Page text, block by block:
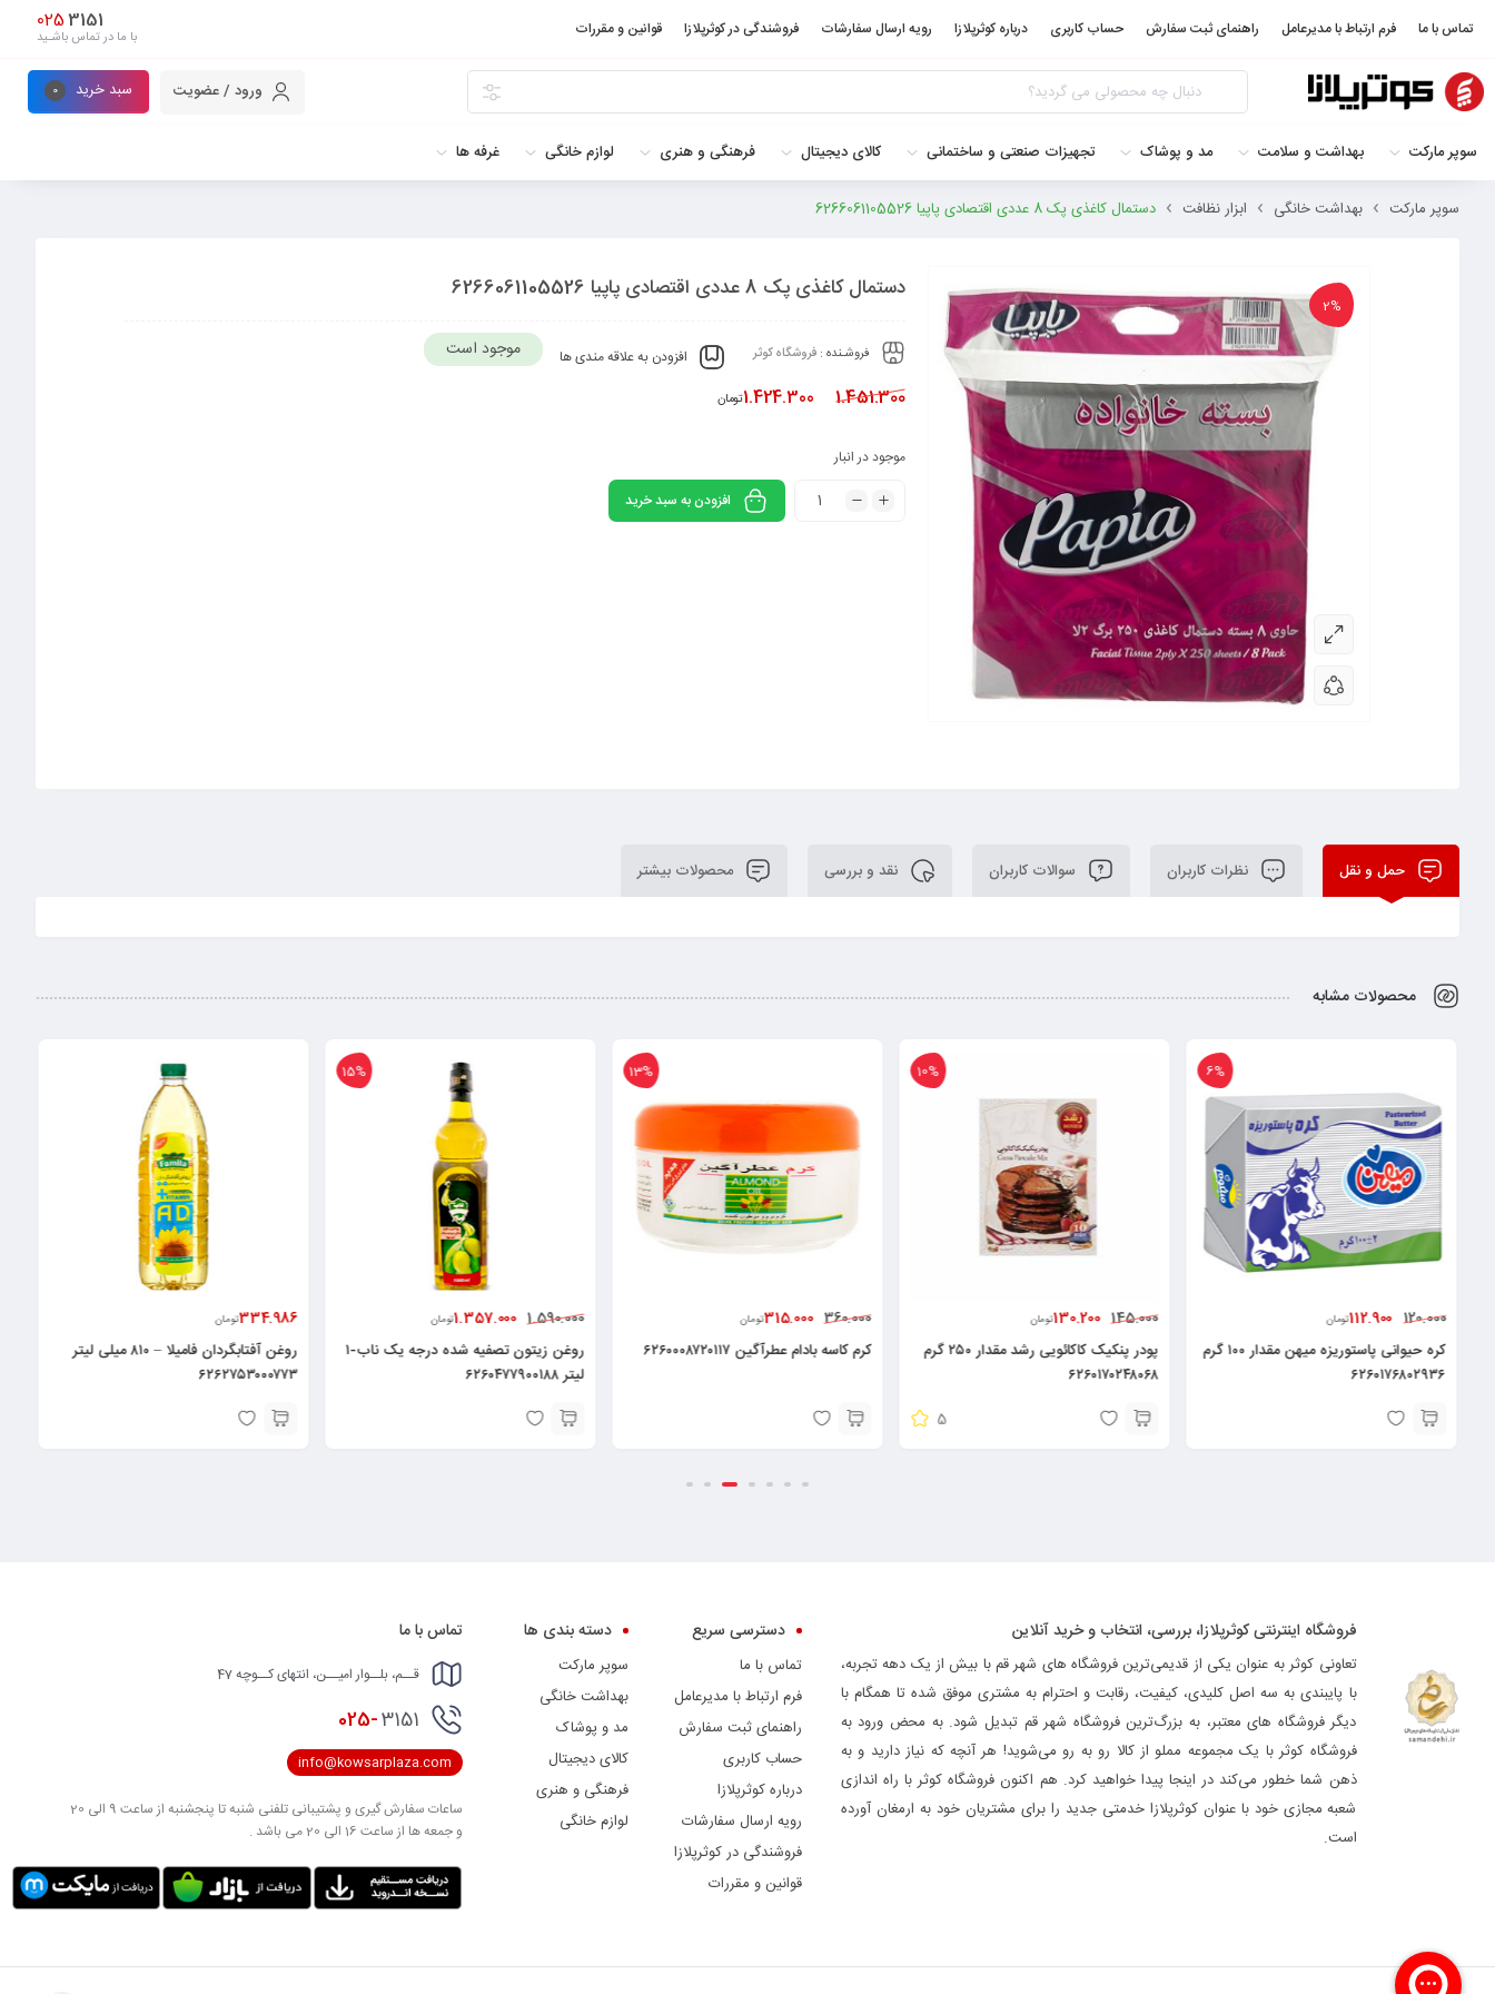
تماس با ما فرم ارتباط با مدیرعامل راهنمای ثبت سفارش حساب کاربری درباره کوثرپلازا رویه ارسال سفارشات فروشندگی در کوثرپلازا قوانین و مقررات 3151
025
با ما در تماس باشـید
ورود / عضویت سبد خرید 0
سوپر مارکت بهداشت و سلامت مد و پوشاک تجهیزات صنعتی و ساختمانی کالای دیجیتال فرهنگی و هنری لوازم خانگی غرفه ها
سوپر مارکت بهداشت خانگی ابزار نظافت دستمال کاغذی پک 8 عددی اقتصادی پاپیا 6266061105526
2%
دستمال کاغذی پک 8 عددی اقتصادی پاپیا 6266061105526
فروشـنده : فروشگاه کوثر افزودن به علاقه مندی ها موجود است
1.451.300
1.424.300تومان
موجود در انبار
افزودن به سبد خرید
حمل و نقل نظرات کاربران سوالات کاربران نقد و بررسی محصولات بیشتر
محصولات مشابه
6%
120.000
112.900تومان
کره حیوانی پاستوریزه میهن مقدار ۱۰۰ گرم
۶۲۶۰۱۷۶۸۰۲۹۳۶
10%
145.000
130.200تومان
پودر پنکیک کاکائویی رشد مقدار ۲۵۰ گرم
۶۲۶۰۱۷۰۲۴۸۰۶۸
5
13%
360.000
315.000تومان
کرم کاسه بادام عطرآگین ۶۲۶۰۰۰۸۷۲۰۱۱۷
15%
1.590.000
1.357.000تومان
روغن زیتون تصفیه شده درجه یک ناب-۱
لیتر ۶۲۶۰۴۷۷۹۰۰۱۸۸
334.986تومان
روغن آفتابگردان فامیلا – ۸۱۰ میلی لیتر
۶۲۶۲۷۵۳۰۰۰۷۷۳
فروشگاه اینترنتی کوثرپلازا، بررسی، انتخاب و خرید آنلاین
تعاونی کوثر به عنوان یکی از قدیمی‌ترین فروشگاه های شهر قم با بیش از یک دهه تجربه،
با پایبندی به سه اصل کلیدی، کیفیت، رقابت و احترام به مشتری موفق شده تا همگام با
دیگر فروشگاه های معتبر، به بزرگ‌ترین فروشگاه شهر قم تبدیل شود. به محض ورود به
فروشگاه کوثر با یک مجموعه مملو از کالا رو به رو می‌شوید! هر آنچه که نیاز دارید و به
ذهن شما خطور می‌کند در اینجا پیدا خواهید کرد. هم اکنون فروشگاه کوثر با راه اندازی
شعبه مجازی خود با عنوان کوثرپلازا خدمتی جدید را برای مشتریان خود به ارمغان آورده
است.
دسترسی سریع
تماس با ما
فرم ارتباط با مدیرعامل
راهنمای ثبت سفارش
حساب کاربری
درباره کوثرپلازا
رویه ارسال سفارشات
فروشندگی در کوثرپلازا
قوانین و مقررات
دسته بندی ها
سوپر مارکت
بهداشت خانگی
مد و پوشاک
کالای دیجیتال
فرهنگی و هنری
لوازم خانگی
تماس با ما
قــم، بلــوار امیــن، انتهای کــوچه 47
025-3151
info@kowsarplaza.com
ساعات سفارش گیری و پشتیبانی تلفنی شنبه تا پنجشنبه از ساعت 9 الی 20
و جمعه ها از ساعت 16 الی 20 می باشد .